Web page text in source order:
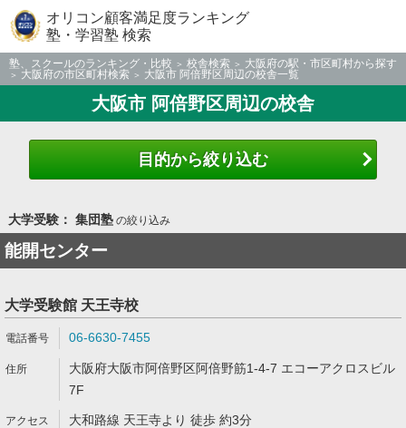
オリコン顧客満足度ランキング
塾・学習塾 検索
塾、スクールのランキング・比較 校舎検索
大阪府の駅・市区町村から探す
大阪府の市区町村検索
大阪市 阿倍野区周辺の校舎一覧
大阪市 阿倍野区周辺の校舎
目的から絞り込む
大学受験： 集団塾の絞り込み
能開センター
大学受験館 天王寺校
06-6630-7455
大阪府大阪市阿倍野区阿倍野筋1-4-7 エコーアクロスビル
7F
大和路線 天王寺より 徒歩 約3分